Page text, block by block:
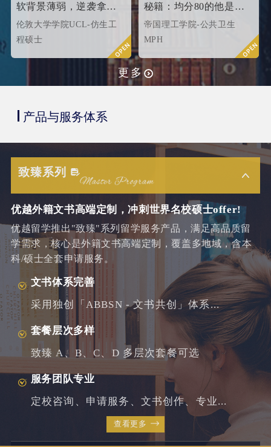
软背景薄弱，逆袭拿下
UCL伦敦大学学院
offer！
伦敦大学学院UCL-仿生工
程硕士
秘籍：均分80的他是这
样打动招生官的
帝国理工学院-公共卫生
MPH
更多
产品与服务体系
致臻系列
优越外籍文书高端定制，冲刺世界名校硕士offer!
优越留学推出"致臻"系列留学服务产品，满足高品质留
学需求，核心是外籍文书高端定制，覆盖多地域，含本
科/硕士全套申请服务。
文书体系完善
采用独创「ABBSN - 文书共创」体系...
套餐层次多样
致臻 A、B、C、D 多层次套餐可选
服务团队专业
定校咨询、申请服务、文书创作、专业...
查看更多